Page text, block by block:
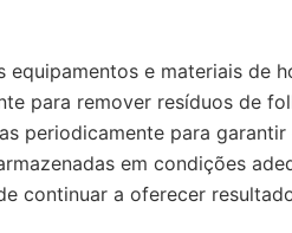
equipamentos e materiais de
para remover resíduos de
periodicamente para
em condições
continuar a oferecer